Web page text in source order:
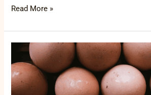
Read More »
Eiflatie
iedereen:
eierprijzen
stijgen